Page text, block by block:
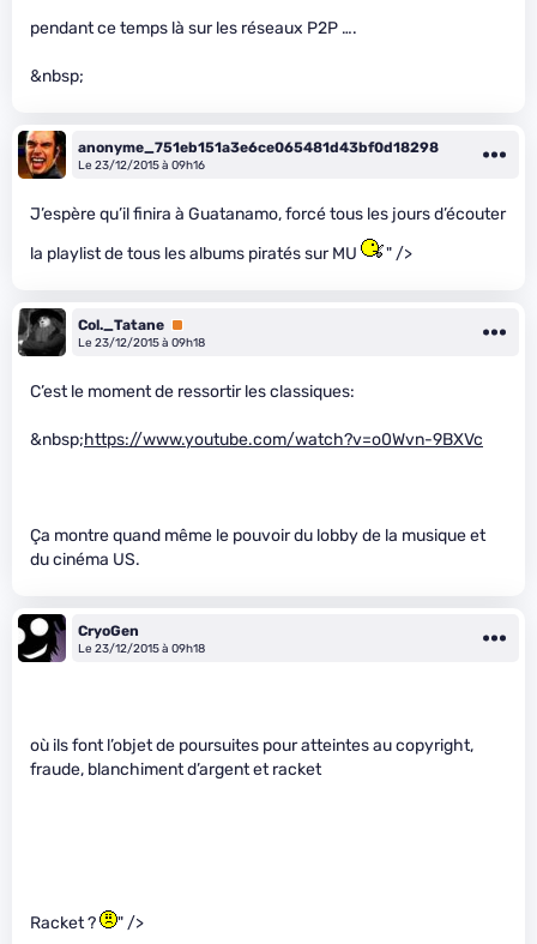
pendant ce temps là sur les réseaux P2P ….
&nbsp;
anonyme_751eb151a3e6ce065481d43bf0d18298
Le 23/12/2015 à 09h16
J’espère qu’il finira à Guatanamo, forcé tous les jours d’écouter
la playlist de tous les albums piratés sur MU
" />
Col._Tatane Premium
Le 23/12/2015 à 09h18
C’est le moment de ressortir les classiques:
&nbsp;https://www.youtube.com/watch?v=o0Wvn-9BXVc
Ça montre quand même le pouvoir du lobby de la musique et
du cinéma US.
CryoGen
Le 23/12/2015 à 09h18
où ils font l’objet de poursuites pour atteintes au copyright,
fraude, blanchiment d’argent et racket
Racket ? " />